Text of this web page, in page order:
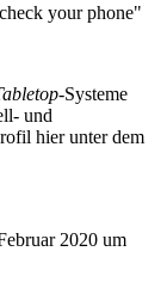
your phone"
-Systeme
und
hier unter dem
2020 um